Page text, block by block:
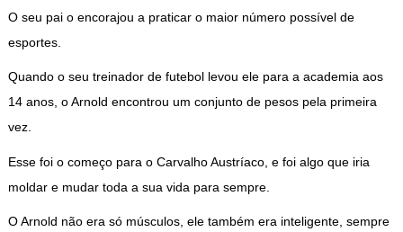
O seu pai o encorajou a praticar o maior número possível de
esportes.
Quando o seu treinador de futebol levou ele para a academia aos
14 anos, o Arnold encontrou um conjunto de pesos pela primeira
vez.
Esse foi o começo para o Carvalho Austríaco, e foi algo que iria
moldar e mudar toda a sua vida para sempre.
O Arnold não era só músculos, ele também era inteligente, sempre